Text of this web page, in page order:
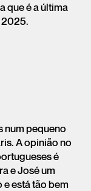
que é a última
2025.
num pequeno
A opinião no
é
e José um
está tão bem